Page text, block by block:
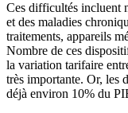
Ces difficultés incluent
et des maladies
traitements, appareils
Nombre de ces
la variation tarifaire
très importante. Or, les
déjà environ 10% du